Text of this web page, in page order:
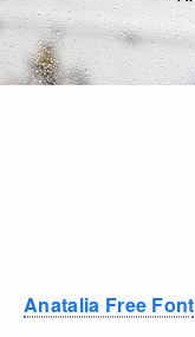
Anatalia Free Font